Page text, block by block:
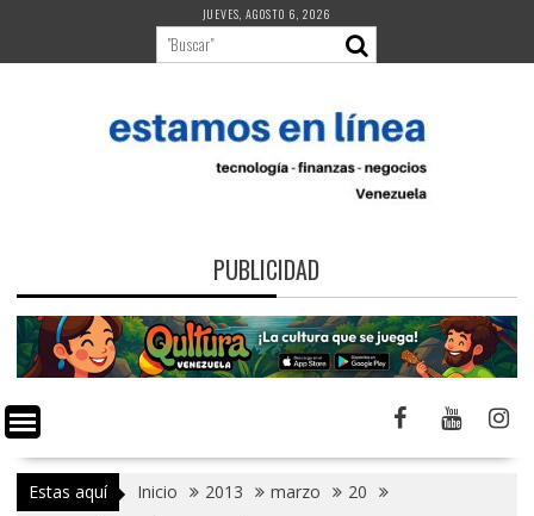
contenido
JUEVES, AGOSTO 6, 2026
PUBLICIDAD
Estas aquí Inicio 2013 marzo
20